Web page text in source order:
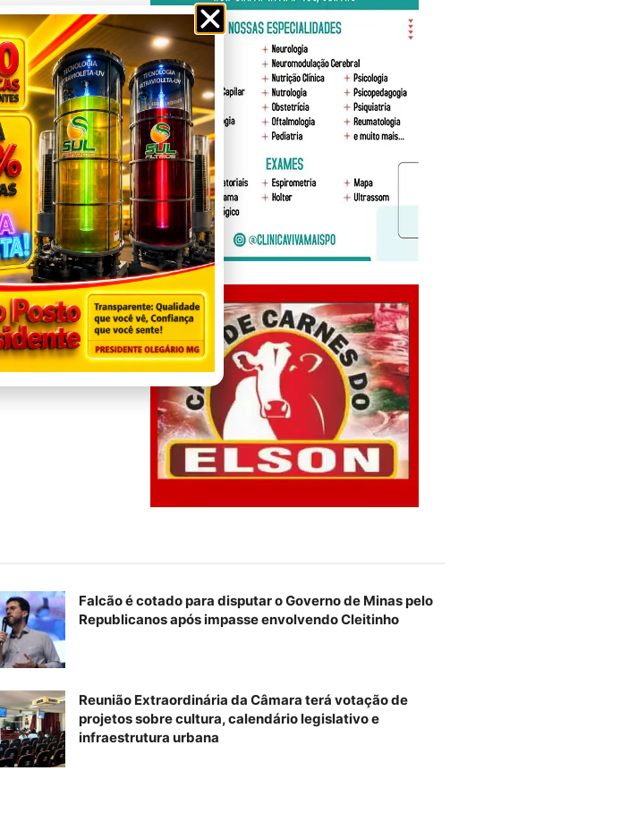
A vítima
Falcão é cotado para disputar o Governo de Minas pelo
Republicanos após impasse envolvendo Cleitinho
Reunião Extraordinária da Câmara terá votação de
projetos sobre cultura, calendário legislativo e
infraestrutura urbana